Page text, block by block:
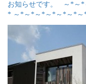
お知らせです。 ～*～
* ～*～*～*～*～*～*